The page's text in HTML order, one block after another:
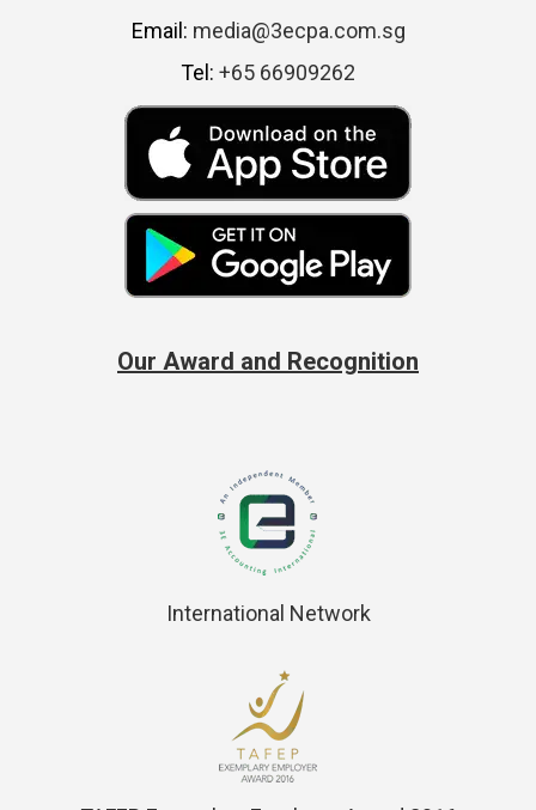
Email: media@3ecpa.com.sg
Tel: +65 66909262
Our Award and Recognition
International Network